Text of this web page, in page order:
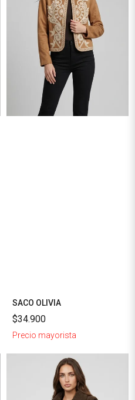
SACO OLIVIA
$34.900
Precio mayorista